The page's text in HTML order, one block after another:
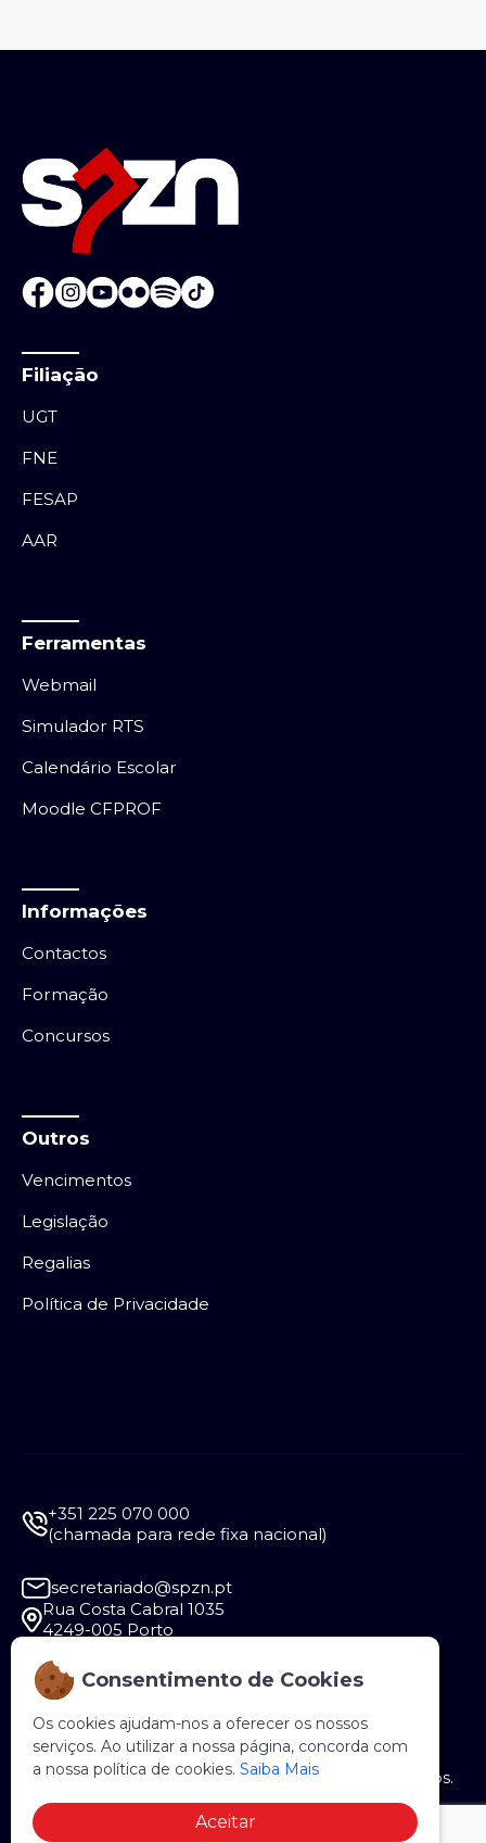
Consentimento de Cookies
Os cookies ajudam-nos a oferecer os nossos
serviços. Ao utilizar a nossa página, concorda com
a nossa política de cookies. Saiba Mais
Aceitar
Filiação
UGT
FNE
FESAP
AAR
Ferramentas
Webmail
Simulador RTS
Calendário Escolar
Moodle CFPROF
Informações
Contactos
Formação
Concursos
Outros
Vencimentos
Legislação
Regalias
Política de Privacidade
+351 225 070 000
(chamada para rede fixa nacional)
secretariado@spzn.pt
Rua Costa Cabral 1035
4249-005 Porto
Segunda a Sexta - 9:30 às 12:30 e das 14:00 às
18:00
Copyright © 2026 SPZN. Todos os direitos reservados.